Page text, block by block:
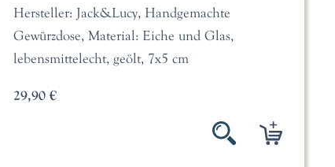
Hersteller: Jack&Lucy, Handgemachte
Gewürzdose, Material: Eiche und Glas,
lebensmittelecht, geölt, 7x5 cm
29,90 €